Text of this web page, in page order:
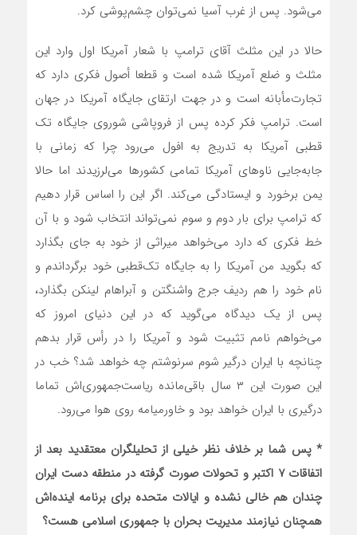
می‌شود. پس از غرب آسیا نمی‌توان چشم‌پوشی کرد.
حالا در این مثلث آقای ترامپ با شعار آمریکا اول وارد این
مثلث و ضلع آمریکا شده است و قطعا أصول فکری دارد که
تجارت‌مأبانه است و در جهت ارتقای جایگاه آمریکا در جهان
است. ترامپ فکر کرده پس از فروپاشی شوروی جایگاه تک
قطبی آمریکا به تدریج به افول می‌رود چرا که زمانی با
جابه‌جایی ناوهای آمریکا تمامی کشورها می‌لرزیدند اما حالا
یمن برخورد و ایستادگی می‌کند. اگر این را اساس قرار دهیم
که ترامپ برای بار دوم و سوم نمی‌تواند انتخاب شود و با آن
خط فکری که دارد می‌خواهد میراثی از خود به جای بگذارد
که بگوید من آمریکا را به جایگاه تک‌قطبی خود برگرداندم و
نام خود را هم ردیف جرج واشنگتن و آبراهام لینکن بگذارد،
پس از یک دیدگاه می‌گوید که در این دنیای امروز که
می‌خواهم نامم تثبیت شود و آمریکا را در رأس قرار بدهم
چنانچه با ایران درگیر شوم سرنوشتم چه خواهد شد؟ خب در
این صورت این ۳ سال باقی‌مانده ریاست‌جمهوری‌اش تماما
درگیری با ایران خواهد بود و خاورمیامه روی هوا می‌رود.
* پس شما بر خلاف نظر خیلی از تحلیلگران معتقدید بعد از
اتفاقات ۷ اکتبر و تحولات صورت گرفته در منطقه دست ایران
چندان هم خالی نشده و ایالات متحده برای برنامه اینده‌اش
همچنان نیازمند مدیریت بحران با جمهوری اسلامی هست؟